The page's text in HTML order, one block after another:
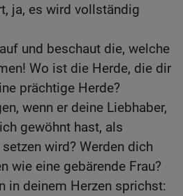
ja, es wird vollständig
und beschaut die, welche
Wo ist die Herde, die dir
prächtige Herde?
wenn er deine Liebhaber,
gewöhnt hast, als
wird? Werden dich
wie eine gebärende Frau?
in deinem Herzen sprichst: